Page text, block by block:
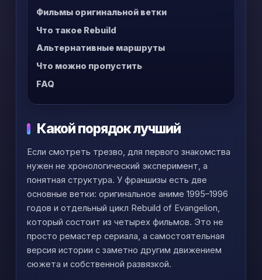
Фильмы оригинальной ветки
Что такое Rebuild
Альтернативные маршруты
Что можно пропустить
FAQ
Какой порядок лучший
Если смотреть трезво, для первого знакомства
нужен не хронологический эксперимент, а
понятная структура. У франшизы есть две
основные ветки: оригинальное аниме 1995–1996
годов и отдельный цикл Rebuild of Evangelion,
который состоит из четырех фильмов. Это не
просто ремастер сериала, а самостоятельная
версия истории с заметно другим движением
сюжета и собственной развязкой.